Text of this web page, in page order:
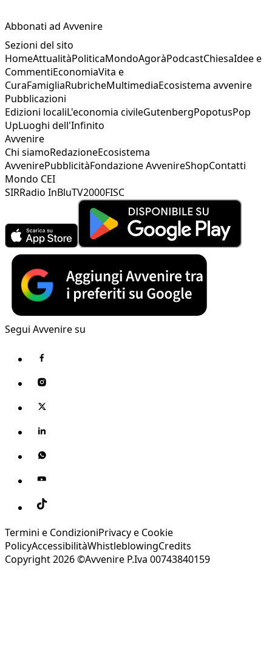
Abbonati ad Avvenire
Sezioni del sito
HomeAttualitàPoliticaMondoAgoràPodcastChiesaIdee e
CommentiEconomiaVita e
CuraFamigliaRubricheMultimediaEcosistema avvenire
Pubblicazioni
Edizioni localiL'economia civileGutenbergPopotusPop
UpLuoghi dell'Infinito
Avvenire
Chi siamoRedazioneEcosistema
AvvenirePubblicitàFondazione AvvenireShopContatti
Mondo CEI
SIRRadio InBluTV2000FISC
Segui Avvenire su
Termini e CondizioniPrivacy e Cookie
PolicyAccessibilitàWhistleblowingCredits
Copyright 2026 ©Avvenire P.Iva 00743840159